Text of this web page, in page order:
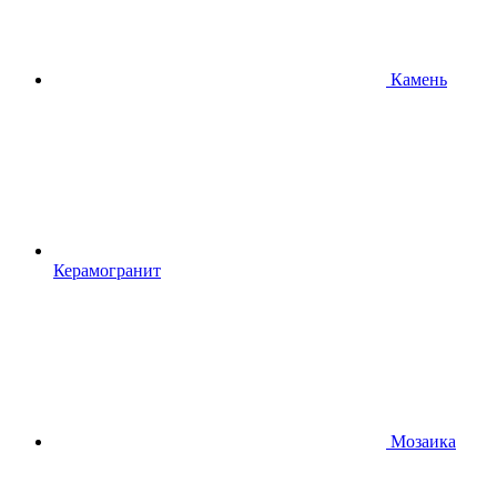
Камень
Керамогранит
Мозаика